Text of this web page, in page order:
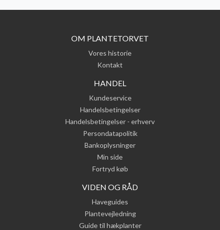
OM PLANTETORVET
Vores historie
Kontakt
HANDEL
Kundeservice
Handelsbetingelser
Handelsbetingelser - erhverv
Persondatapolitik
Bankoplysninger
Min side
Fortryd køb
VIDEN OG RÅD
Haveguides
Plantevejledning
Guide til hækplanter